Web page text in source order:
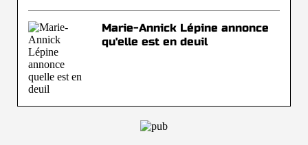
Marie-Annick Lépine annonce
qu'elle est en deuil